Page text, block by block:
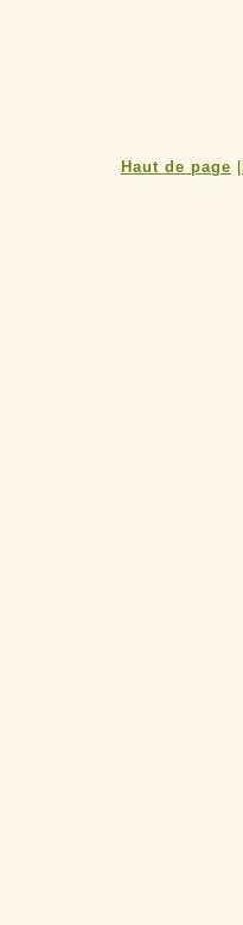
Haut de page